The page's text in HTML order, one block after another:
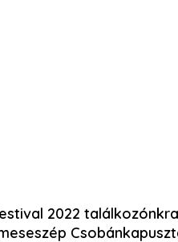
2022